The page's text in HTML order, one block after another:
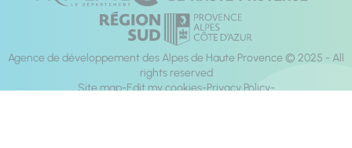
Agence de développement des Alpes de Haute Provence © 2025 - All
rights reserved
Site map Edit my cookies Privacy Policy